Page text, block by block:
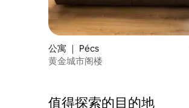
公寓 ｜ Pécs
黄金城市阁楼
值得探索的目的地